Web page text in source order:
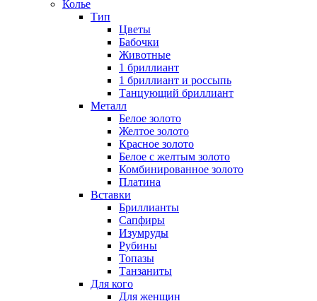
Колье
Тип
Цветы
Бабочки
Животные
1 бриллиант
1 бриллиант и россыпь
Танцующий бриллиант
Металл
Белое золото
Желтое золото
Красное золото
Белое с желтым золото
Комбинированное золото
Платина
Вставки
Бриллианты
Сапфиры
Изумруды
Рубины
Топазы
Танзаниты
Для кого
Для женщин